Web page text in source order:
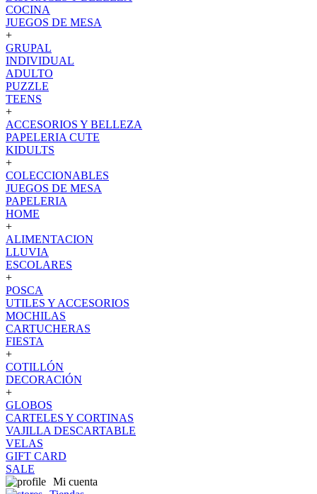
COCINA
JUEGOS DE MESA
+
GRUPAL
INDIVIDUAL
ADULTO
PUZZLE
TEENS
+
ACCESORIOS Y BELLEZA
PAPELERIA CUTE
KIDULTS
+
COLECCIONABLES
JUEGOS DE MESA
PAPELERIA
HOME
+
ALIMENTACION
LLUVIA
ESCOLARES
+
POSCA
UTILES Y ACCESORIOS
MOCHILAS
CARTUCHERAS
FIESTA
+
COTILLÓN
DECORACIÓN
+
GLOBOS
CARTELES Y CORTINAS
VAJILLA DESCARTABLE
VELAS
GIFT CARD
SALE
Mi cuenta